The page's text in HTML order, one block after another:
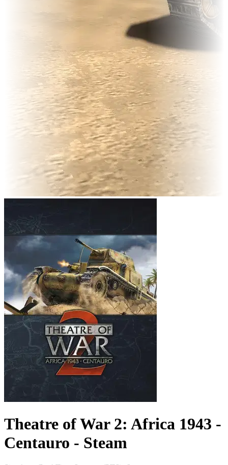
Theatre of War 2: Africa 1943 -
Centauro - Steam